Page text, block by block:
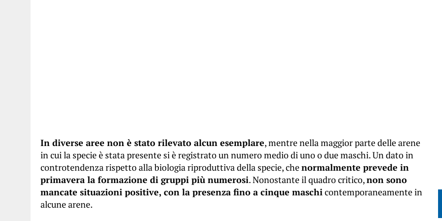
In diverse aree non è stato rilevato alcun esemplare, mentre nella maggior parte delle arene
in cui la specie è stata presente si è registrato un numero medio di uno o due maschi. Un dato in
controtendenza rispetto alla biologia riproduttiva della specie, chenormalmente prevede in
primavera la formazione di gruppi più numerosi. Nonostante il quadro critico,non sono
mancate situazioni positive, con la presenza fino a cinque maschicontemporaneamente in
alcune arene.